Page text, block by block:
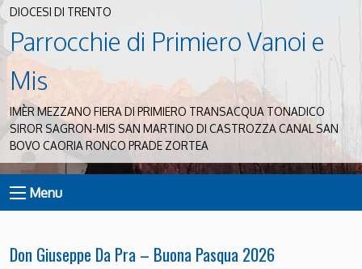
DIOCESI DI TRENTO
Parrocchie di Primiero Vanoi e
Mis
IMÈR MEZZANO FIERA DI PRIMIERO TRANSACQUA TONADICO
SIROR SAGRON-MIS SAN MARTINO DI CASTROZZA CANAL SAN
BOVO CAORIA RONCO PRADE ZORTEA
Menu
Don Giuseppe Da Pra – Buona Pasqua 2026